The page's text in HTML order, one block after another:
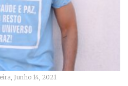
Junho 14, 2021